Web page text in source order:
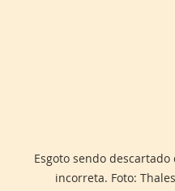
Esgoto sendo descartado
incorreta. Foto: